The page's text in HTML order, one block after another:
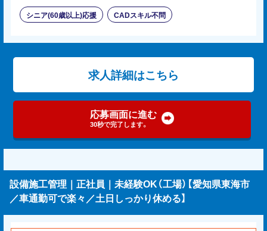
シニア(60歳以上)応援 CADスキル不問
求人詳細はこちら
応募画面に進む
30秒で完了します。
設備施工管理｜正社員｜未経験OK（工場）【愛知県東海市
／車通勤可で楽々／土日しっかり休める】